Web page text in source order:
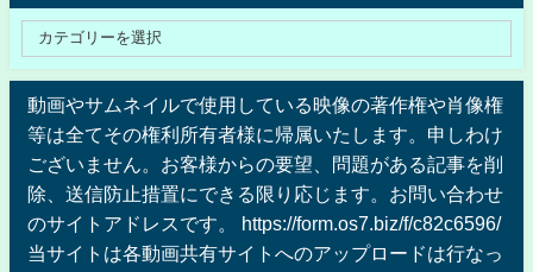
動画やサムネイルで使用している映像の著作権や肖像権
等は全てその権利所有者様に帰属いたします。申しわけ
ございません。お客様からの要望、問題がある記事を削
除、送信防止措置にできる限り応じます。お問い合わせ
のサイトアドレスです。 https://form.os7.biz/f/c82c6596/
当サイトは各動画共有サイトへのアップロードは行なっ